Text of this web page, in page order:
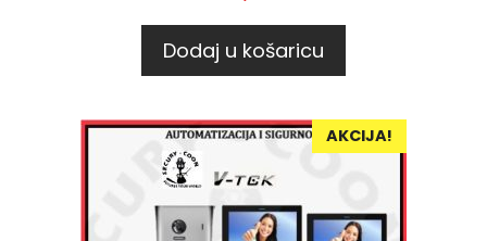
Dodaj u košaricu
AKCIJA!